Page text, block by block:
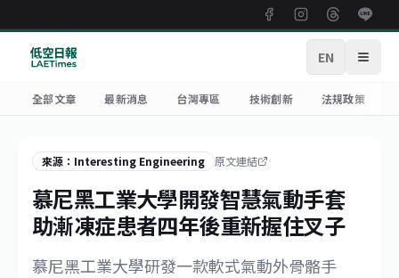
EN 開啟
全部文章 最新消息 台灣專區 技術創新 法規政策
來源：Interesting Engineering 原文連結
慕尼黑工業大學開發智慧氣動手套
助漸凍症患者四年後重新握住叉子
慕尼黑工業大學研發一款軟式氣動外骨骼手